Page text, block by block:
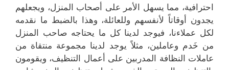
احترافية، مما يسهل الأمر على أصحاب المنزل، ويجعلهم
يجدون أوقاتاً لأنفسهم وللعائلة، وهذا بالضبط ما نقدمه
لكل عملاءنا، فيوجد لدينا كل ما يحتاجه صاحب المنزل
من خَدم وعاملين، مثلاً يوجد لدينا مجموعة منتقاة من
عاملات النظافة المدربين على أعمال التنظيف، ويقومون